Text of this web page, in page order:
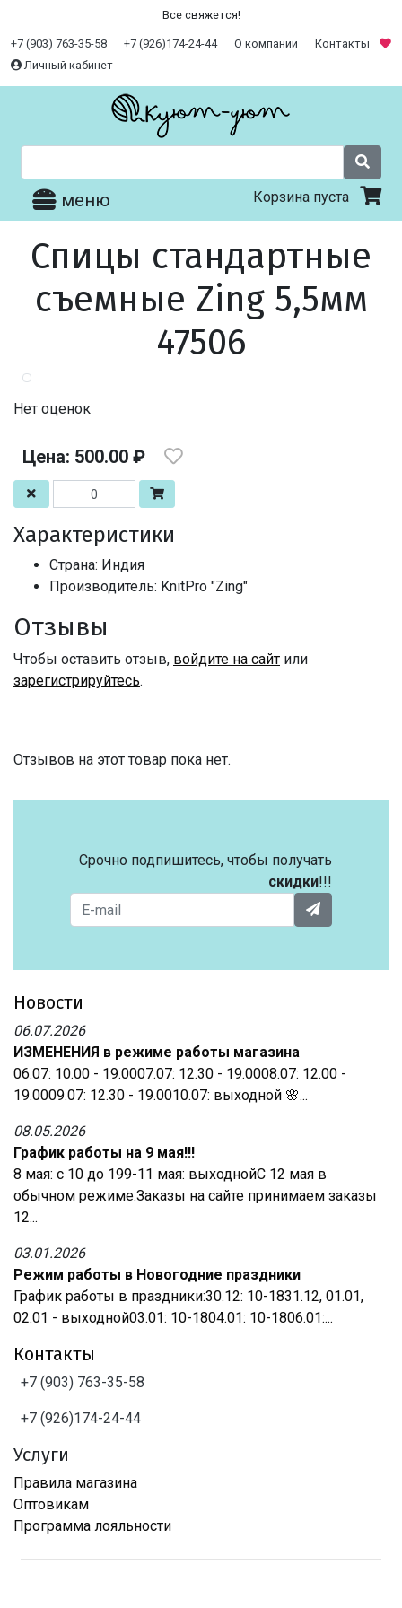
Все свяжется!
+7 (903) 763-35-58 +7 (926)174-24-44 О компании
Контакты
Личный кабинет
меню Корзина пуста
Спицы стандартные
съемные Zing 5,5мм
47506
Нет оценок
Цена: 500.00 ₽
Характеристики
Страна: Индия
Производитель: KnitPro "Zing"
Отзывы
Чтобы оставить отзыв, войдите на сайт или
зарегистрируйтесь.
Отзывов на этот товар пока нет.
Срочно подпишитесь, чтобы получать
скидки!!!
Новости
06.07.2026
ИЗМЕНЕНИЯ в режиме работы магазина
06.07: 10.00 - 19.0007.07: 12.30 - 19.0008.07: 12.00 -
19.0009.07: 12.30 - 19.0010.07: выходной 🌸...
08.05.2026
График работы на 9 мая!!!
8 мая: с 10 до 199-11 мая: выходнойС 12 мая в
обычном режиме.Заказы на сайте принимаем заказы
12...
03.01.2026
Режим работы в Новогодние праздники
График работы в праздники:30.12: 10-1831.12, 01.01,
02.01 - выходной03.01: 10-1804.01: 10-1806.01:...
Контакты
+7 (903) 763-35-58
+7 (926)174-24-44
Услуги
Правила магазина
Оптовикам
Программа лояльности